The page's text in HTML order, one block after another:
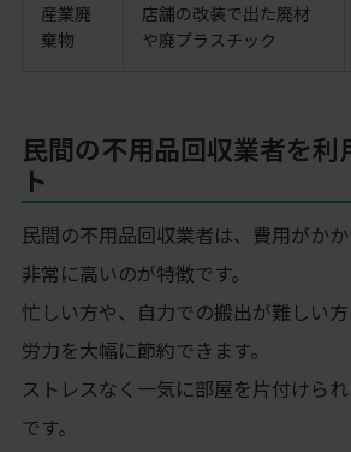
産業廃
棄物
店舗の改装で出た廃材
や廃プラスチック
民間の不用品回収業者を利
ト
民間の不用品回収業者は、費用がか
非常に高いのが特徴です。
忙しい方や、自力での搬出が難しい
労力を大幅に節約できます。
ストレスなく一気に部屋を片付けら
です。